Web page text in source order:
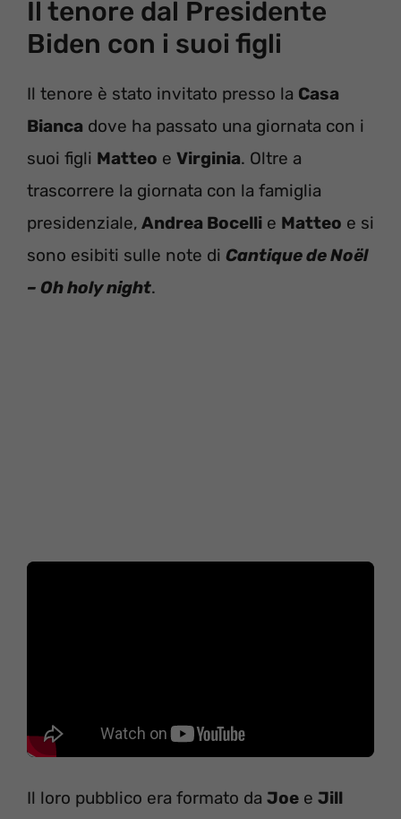
Il tenore dal Presidente
Biden con i suoi figli
Il tenore è stato invitato presso la Casa
Bianca dove ha passato una giornata con i
suoi figli Matteo e Virginia. Oltre a
trascorrere la giornata con la famiglia
presidenziale, Andrea Bocelli e Matteo e si
sono esibiti sulle note di Cantique de Noël
– Oh holy night.
Il loro pubblico era formato da Joe e Jill